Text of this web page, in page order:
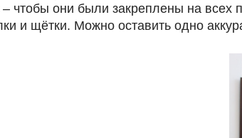
чтобы они были закреплены на всех
и щётки. Можно оставить одно